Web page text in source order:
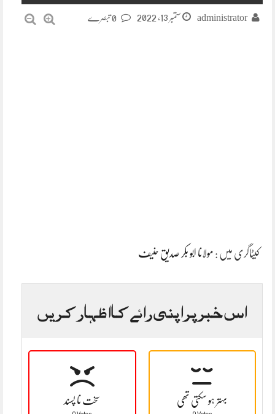
administrator ستمبر 13, 2022
کیٹاگری میں : مولانا ابو بکر صدیق حنیف
اس خبر پر اپنی رائے کا اظہار کریں
سخت نا پسند بہتر ہو سکتی تھی